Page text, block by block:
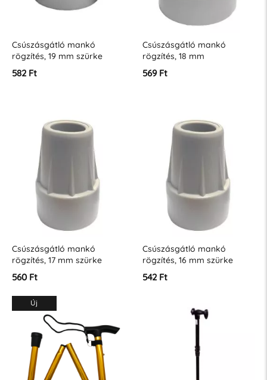
Csúszásgátló mankó
rögzítés, 19 mm szürke
582 Ft
Csúszásgátló mankó
rögzítés, 18 mm
569 Ft
Csúszásgátló mankó
rögzítés, 17 mm szürke
560 Ft
Csúszásgátló mankó
rögzítés, 16 mm szürke
542 Ft
Új